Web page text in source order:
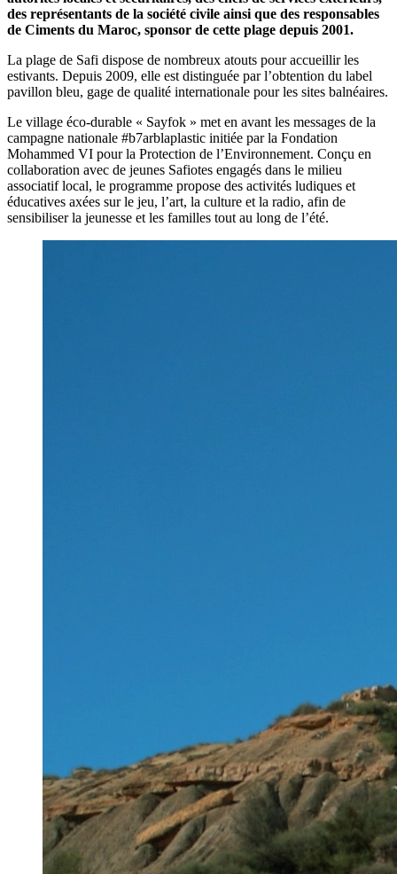
des représentants de la société civile ainsi que des responsables
de Ciments du Maroc, sponsor de cette plage depuis 2001.
La plage de Safi dispose de nombreux atouts pour accueillir les
estivants. Depuis 2009, elle est distinguée par l’obtention du label
pavillon bleu, gage de qualité internationale pour les sites balnéaires.
Le village éco-durable « Sayfok » met en avant les messages de la
campagne nationale #b7arblaplastic initiée par la Fondation
Mohammed VI pour la Protection de l’Environnement. Conçu en
collaboration avec de jeunes Safiotes engagés dans le milieu
associatif local, le programme propose des activités ludiques et
éducatives axées sur le jeu, l’art, la culture et la radio, afin de
sensibiliser la jeunesse et les familles tout au long de l’été.